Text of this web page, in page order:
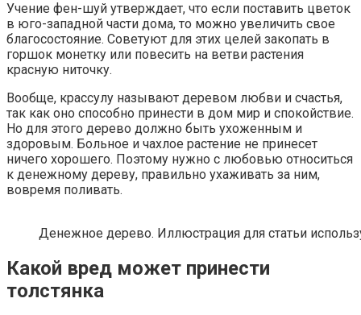
Учение фен-шуй утверждает, что если поставить цветок
в юго-западной части дома, то можно увеличить свое
благосостояние. Советуют для этих целей закопать в
горшок монетку или повесить на ветви растения
красную ниточку.
Вообще, крассулу называют деревом любви и счастья,
так как оно способно принести в дом мир и спокойствие.
Но для этого дерево должно быть ухоженным и
здоровым. Больное и чахлое растение не принесет
ничего хорошего. Поэтому нужно с любовью относиться
к денежному дереву, правильно ухаживать за ним,
вовремя поливать.
Денежное дерево. Иллюстрация для статьи
Какой вред может принести
толстянка